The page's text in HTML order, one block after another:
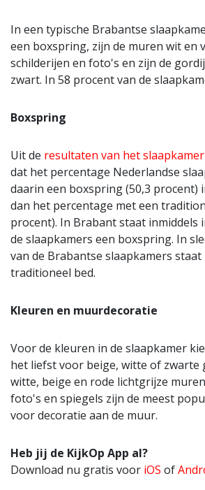
In een typische Brabantse
een boxspring, zijn de muren wit en
schilderijen en foto's en zijn de
zwart. In 58 procent van de
Boxspring
Uit de resultaten van het
dat het percentage Nederlandse
daarin een boxspring (50,3 procent)
dan het percentage met een
procent). In Brabant staat inmiddels
de slaapkamers een boxspring. In
van de Brabantse slaapkamers staat
traditioneel bed.
Kleuren en muurdecoratie
Voor de kleuren in de slaapkamer
het liefst voor beige, witte of zwarte
witte, beige en rode lichtgrijze
foto's en spiegels zijn de meest
voor decoratie aan de muur.
Heb jij de KijkOp App al?
Download nu gratis voor iOS of